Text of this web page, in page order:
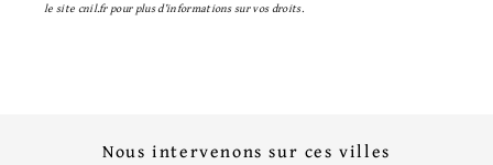
le site cnil.fr pour plus d’informations sur vos droits.
Nous intervenons sur ces villes